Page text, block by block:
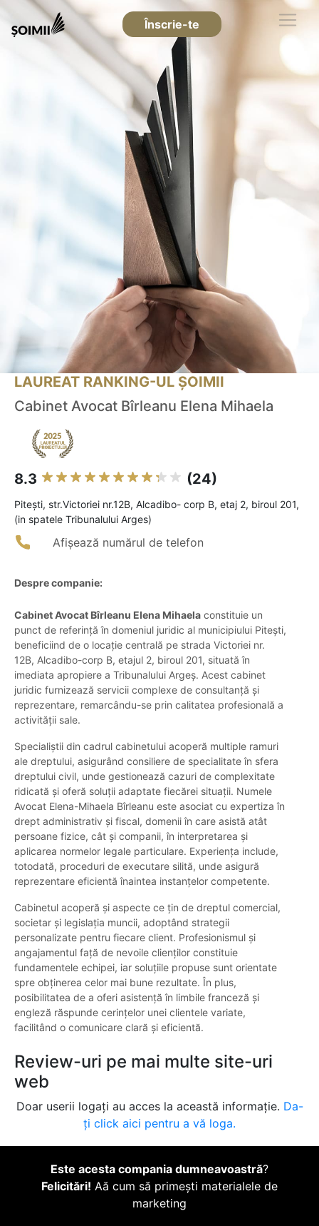
Înscrie-te
LAUREAT RANKING-UL ȘOIMII
Cabinet Avocat Bîrleanu Elena Mihaela
8.3 (24)
Piteşti, str.Victoriei nr.12B, Alcadibo- corp B, etaj 2, biroul 201,
(in spatele Tribunalului Arges)
Afișează numărul de telefon
Despre companie:
Cabinet Avocat Bîrleanu Elena Mihaela constituie un
punct de referință în domeniul juridic al municipiului Pitești,
beneficiind de o locație centrală pe strada Victoriei nr.
12B, Alcadibo-corp B, etajul 2, biroul 201, situată în
imediata apropiere a Tribunalului Argeș. Acest cabinet
juridic furnizează servicii complexe de consultanță și
reprezentare, remarcându-se prin calitatea profesională a
activității sale.
Specialiștii din cadrul cabinetului acoperă multiple ramuri
ale dreptului, asigurând consiliere de specialitate în sfera
dreptului civil, unde gestionează cazuri de complexitate
ridicată și oferă soluții adaptate fiecărei situații. Numele
Avocat Elena-Mihaela Bîrleanu este asociat cu expertiza în
drept administrativ și fiscal, domenii în care asistă atât
persoane fizice, cât și companii, în interpretarea și
aplicarea normelor legale particulare. Experiența include,
totodată, proceduri de executare silită, unde asigură
reprezentare eficientă înaintea instanțelor competente.
Cabinetul acoperă și aspecte ce țin de dreptul comercial,
societar și legislația muncii, adoptând strategii
personalizate pentru fiecare client. Profesionismul și
angajamentul față de nevoile clienților constituie
fundamentele echipei, iar soluțiile propuse sunt orientate
spre obținerea celor mai bune rezultate. În plus,
posibilitatea de a oferi asistență în limbile franceză și
engleză răspunde cerințelor unei clientele variate,
facilitând o comunicare clară și eficientă.
Review-uri pe mai multe site-uri
web
Doar userii logați au acces la această informație. Da-
ți click aici pentru a vă loga.
Este acesta compania dumneavoastră?
Felicitări! Aă cum să primești materialele de
marketing